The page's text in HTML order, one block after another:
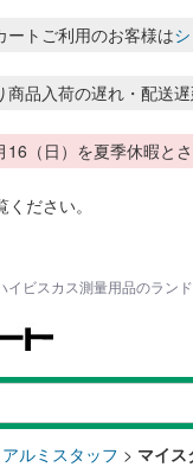
ートご利用のお客様は
品入荷の遅れ・配送
（日）を夏季休暇と
ださい。
スカス測量用品のランド
アルミスタッフ > マイ